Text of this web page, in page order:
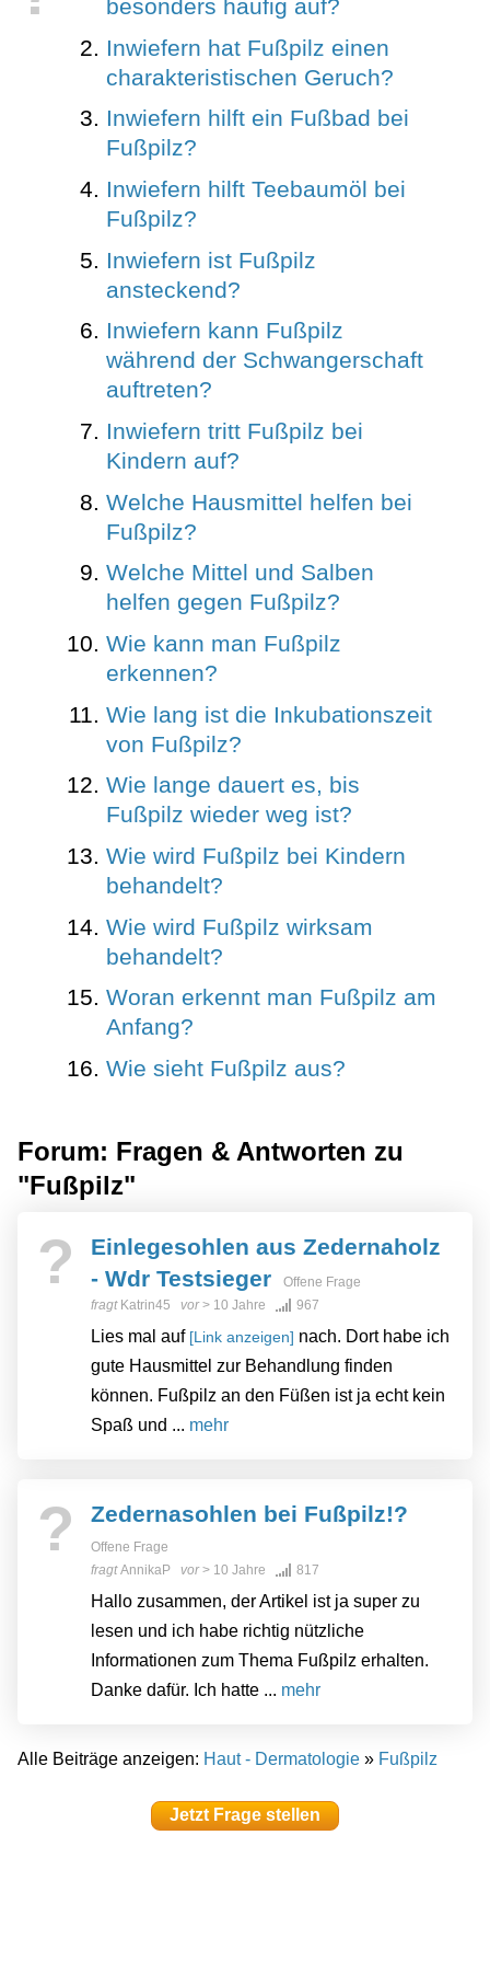
besonders häufig auf?
Inwiefern hat Fußpilz einen
charakteristischen Geruch?
Inwiefern hilft ein Fußbad bei
Fußpilz?
Inwiefern hilft Teebaumöl bei
Fußpilz?
Inwiefern ist Fußpilz
ansteckend?
Inwiefern kann Fußpilz
während der Schwangerschaft
auftreten?
Inwiefern tritt Fußpilz bei
Kindern auf?
Welche Hausmittel helfen bei
Fußpilz?
Welche Mittel und Salben
helfen gegen Fußpilz?
Wie kann man Fußpilz
erkennen?
Wie lang ist die Inkubationszeit
von Fußpilz?
Wie lange dauert es, bis
Fußpilz wieder weg ist?
Wie wird Fußpilz bei Kindern
behandelt?
Wie wird Fußpilz wirksam
behandelt?
Woran erkennt man Fußpilz am
Anfang?
Wie sieht Fußpilz aus?
Forum: Fragen & Antworten zu
"Fußpilz"
?
Einlegesohlen aus Zedernaholz
- Wdr Testsieger
Offene Frage
fragt Katrin45 vor> 10 Jahre 967
Lies mal auf [Link anzeigen] nach. Dort habe ich
gute Hausmittel zur Behandlung finden
können. Fußpilz an den Füßen ist ja echt kein
Spaß und ... mehr
? Zedernasohlen bei Fußpilz!?
Offene Frage
fragtAnnikaP vor> 10 Jahre 817
Hallo zusammen, der Artikel ist ja super zu
lesen und ich habe richtig nützliche
Informationen zum Thema Fußpilz erhalten.
Danke dafür. Ich hatte ... mehr
Alle Beiträge anzeigen: Haut - Dermatologie » Fußpilz
Jetzt Frage stellen